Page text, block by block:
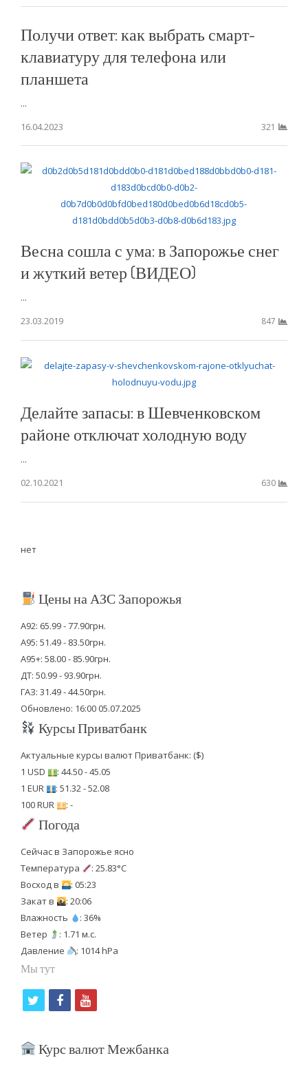
Получи ответ: как выбрать смарт-
клавиатуру для телефона или
планшета
...
16.04.2023
321
Весна сошла с ума: в Запорожье снег
и жуткий ветер (ВИДЕО)
...
23.03.2019
847
Делайте запасы: в Шевченковском
районе отключат холодную воду
...
02.10.2021
630
нет
Цены на АЗС Запорожья
А92: 65.99 - 77.90грн.
А95: 51.49 - 83.50грн.
А95+: 58.00 - 85.90грн.
ДТ: 50.99 - 93.90грн.
ГАЗ: 31.49 - 44.50грн.
Обновлено: 16:00 05.07.2025
Курсы Приватбанк
Актуальные курсы валют Приватбанк: ($)
1 USD
: 44.50 - 45.05
1 EUR
: 51.32 - 52.08
100 RUR
: -
Погода
Сейчас в Запорожье ясно
Температура
: 25.83°C
Восход в
: 05:23
Закат в
: 20:06
Влажность
: 36%
Ветер
: 1.71 м.с.
Давление
: 1014 hPa
Мы тут
i
f
c
y
u
Курс валют Межбанка